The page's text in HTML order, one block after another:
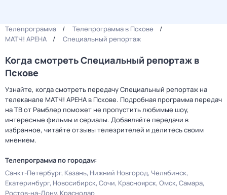
Телепрограмма
Телепрограмма в Пскове
МАТЧ! АРЕНА
Специальный репортаж
Когда смотреть Специальный репортаж в
Пскове
Узнайте, когда смотреть передачу Специальный репортаж на
телеканале МАТЧ! АРЕНА в Пскове. Подробная программа передач
на ТВ от Рамблер поможет не пропустить любимые шоу,
интересные фильмы и сериалы. Добавляйте передачи в
избранное, читайте отзывы телезрителей и делитесь своим
мнением.
Телепрограмма по городам:
Санкт-Петербург Казань Нижний Новгород Челябинск
Екатеринбург Новосибирск Сочи Красноярск Омск Самара
Ростов-на-Дону Краснодар